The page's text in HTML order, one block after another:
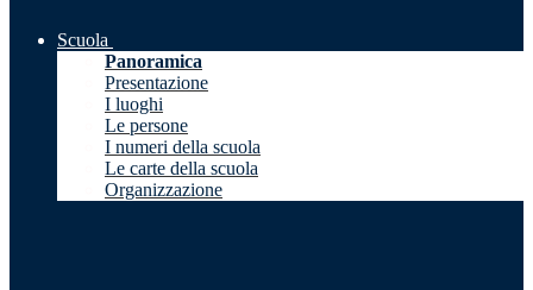
Scuola
Panoramica
Presentazione
I luoghi
Le persone
I numeri della scuola
Le carte della scuola
Organizzazione